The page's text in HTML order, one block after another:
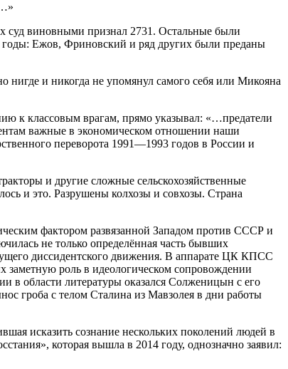
суд виновными признал 2731. Остальные были
годы: Ежов, Фриновский и ряд других были преданы
нигде и никогда не упомянул самого себя или Микояна
к классовым врагам, прямо указывал: «…предатели
важные в экономическом отношении наши
переворота 1991—1993 годов в России и
и другие сложные сельскохозяйственные
и это. Разрушены колхозы и совхозы. Страна
фактором развязанной Западом против СССР и
не только определённая часть бывших
диссидентского движения. В аппарате ЦК КПСС
заметную роль в идеологическом сопровождении
в области литературы оказался Солженицын с его
гроба с телом Сталина из Мавзолея в дни работы
исказить сознание нескольких поколений людей в
которая вышла в 2014 году, однозначно заявил: